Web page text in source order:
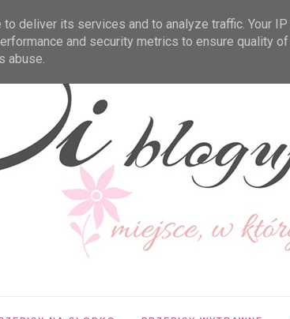
deliver its services and to analyze traffic. Your
and security metrics to ensure quality
abuse.